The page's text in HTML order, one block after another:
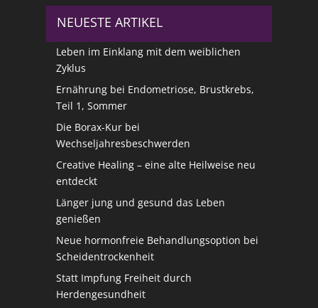
NEUESTE ARTIKEL
Leben im Einklang mit dem weiblichen
Zyklus
Ernährung bei Endometriose, Brustkrebs,
Teil 1, Sommer
Die Borax-Kur bei
Wechseljahresbeschwerden
Creative Healing – eine alte Heilweise neu
entdeckt
Länger jung und gesund das Leben
genießen
Neue hormonfreie Behandlungsoption bei
Scheidentrockenheit
Statt Impfung Freiheit durch
Herdengesundheit